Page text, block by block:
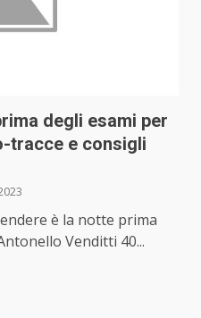
degli esami per
tracce e consigli
è la notte prima
Venditti 40...